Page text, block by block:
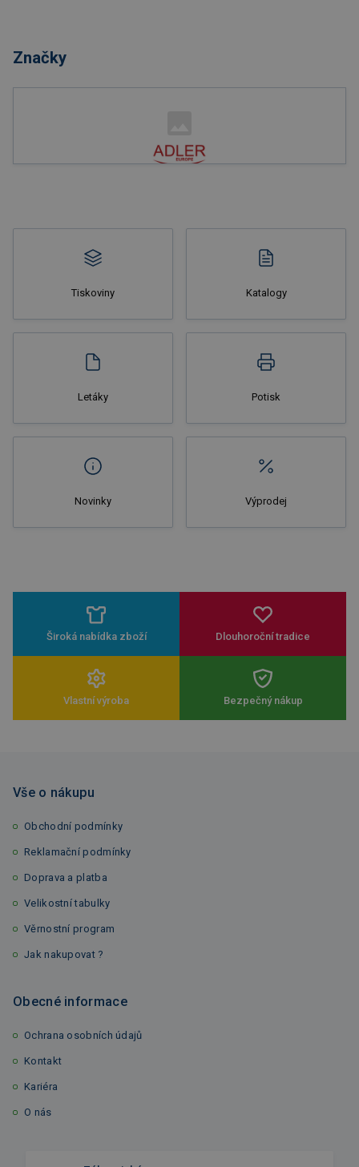
Značky
Tiskoviny Katalogy
Letáky Potisk
Novinky Výprodej
Široká nabídka zboží Dlouhoroční tradice
Vlastní výroba Bezpečný nákup
Vše o nákupu
Obchodní podmínky
Reklamační podmínky
Doprava a platba
Velikostní tabulky
Věrnostní program
Jak nakupovat ?
Obecné informace
Ochrana osobních údajů
Kontakt
Kariéra
O nás